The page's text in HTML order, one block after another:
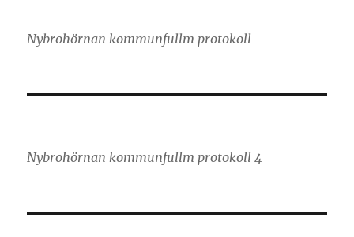
Nybrohörnan kommunfullm protokoll
Nybrohörnan kommunfullm protokoll 4